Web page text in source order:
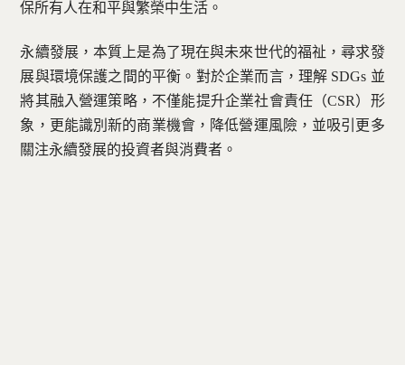
保所有人在和平與繁榮中生活。
永續發展，本質上是為了現在與未來世代的福祉，尋求發
展與環境保護之間的平衡。對於企業而言，理解 SDGs 並
將其融入營運策略，不僅能提升企業社會責任（CSR）形
象，更能識別新的商業機會，降低營運風險，並吸引更多
關注永續發展的投資者與消費者。